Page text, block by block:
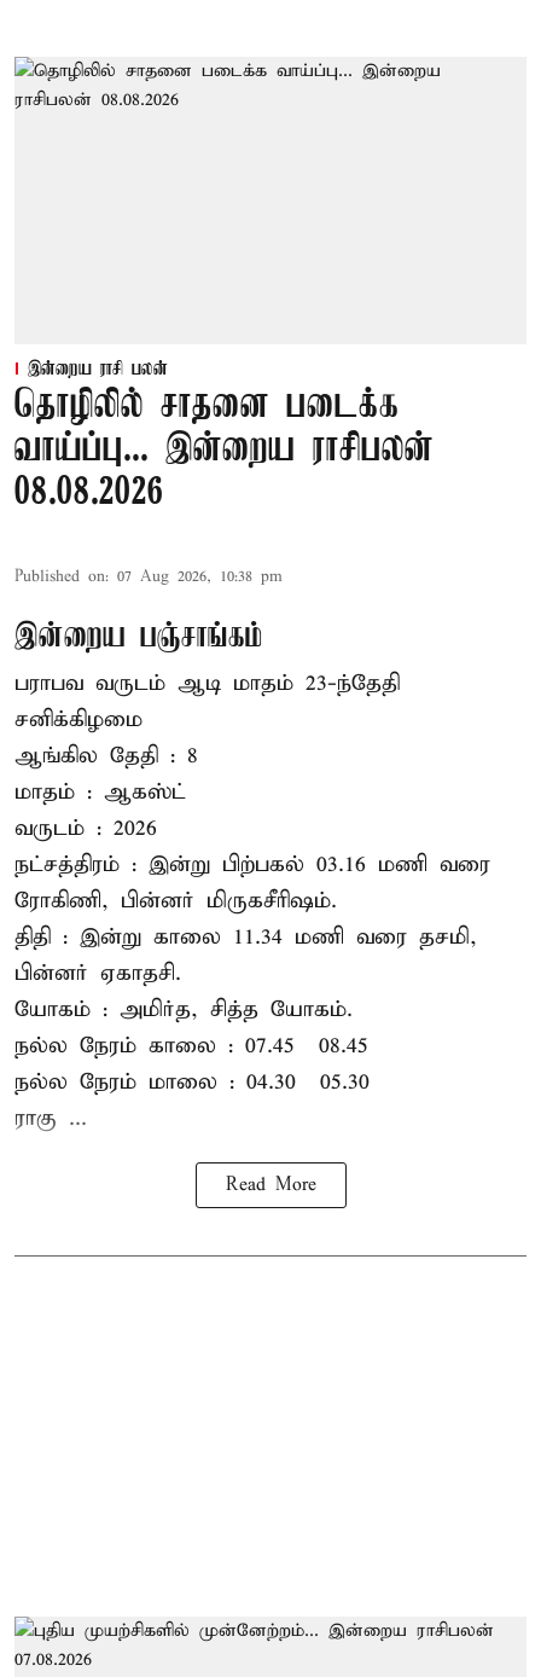
இன்றைய ராசி பலன்
தொழிலில் சாதனை படைக்க
வாய்ப்பு... இன்றைய ராசிபலன்
08.08.2026
Published on: 07 Aug 2026, 10:38 pm
இன்றைய பஞ்சாங்கம்
பராபவ வருடம் ஆடி மாதம் 23-ந்தேதி
சனிக்கிழமை
ஆங்கில தேதி : 8
மாதம் : ஆகஸ்ட்
வருடம் : 2026
நட்சத்திரம் : இன்று பிற்பகல் 03.16 மணி வரை
ரோகிணி, பின்னர் மிருகசீரிஷம்.
திதி : இன்று காலை 11.34 மணி வரை தசமி,
பின்னர் ஏகாதசி.
யோகம் : அமிர்த, சித்த யோகம்.
நல்ல நேரம் காலை : 07.45 – 08.45
நல்ல நேரம் மாலை : 04.30 – 05.30
ராகு ...
Read More